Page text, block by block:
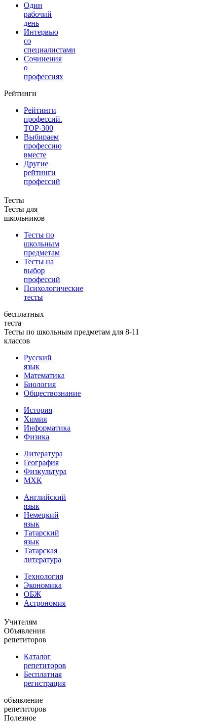
Один
рабочий
день
Интервью
со
специалистами
Сочинения
о
профессиях
Рейтинги
Рейтинги
профессий.
TOP-300
Выбираем
профессию
вместе
Другие
рейтинги
профессий
Тесты
Тесты для
школьников
Тесты по
школьным
предметам
Тесты на
выбор
профессий
Психологические
тесты
бесплатных
теста
Тесты по школьным предметам для 8-11
классов
Русский
язык
Математика
Биология
Обществознание
История
Химия
Информатика
Физика
Литература
География
Физкультура
МХК
Английский
язык
Немецкий
язык
Татарский
язык
Татарская
литература
Технология
Экономика
ОБЖ
Астрономия
Учителям
Объявления
репетиторов
Каталог
репетиторов
Бесплатная
регистрация
объявление
репетиторов
Полезное